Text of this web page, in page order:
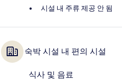
시설 내 주류 제공 안 됨
숙박 시설 내 편의 시설
식사 및 음료